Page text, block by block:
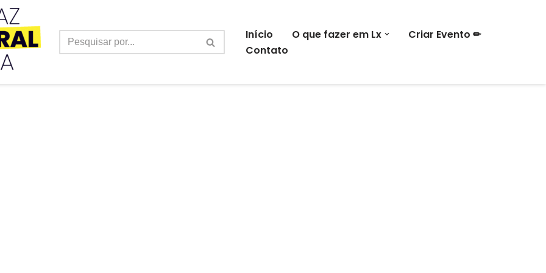
Início O que fazer em Lx
Criar Evento ✏
Contato